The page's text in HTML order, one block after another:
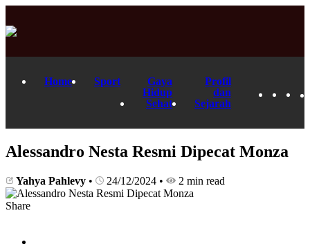
Home Sport
Gaya
Hidup
Sehat
Profil
dan
Sejarah
Alessandro Nesta Resmi Dipecat Monza
Yahya Pahlevy • 24/12/2024 • 2 min read
Share